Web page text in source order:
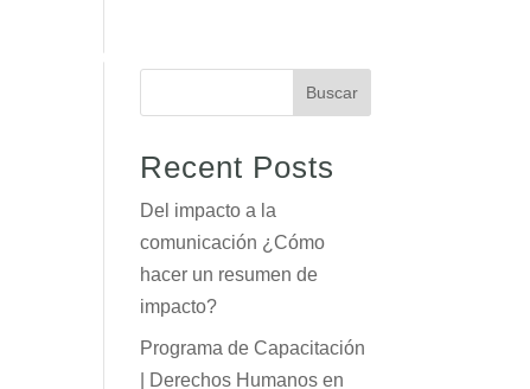
Somos
Buscar
Recent Posts
Del impacto a la
comunicación ¿Cómo
hacer un resumen de
impacto?
Programa de Capacitación
| Derechos Humanos en